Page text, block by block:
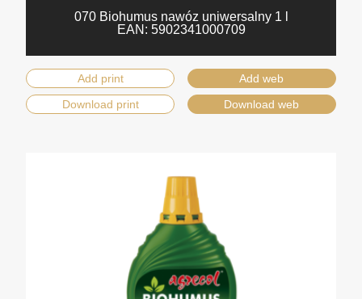
070 Biohumus nawóz uniwersalny 1 l
EAN: 5902341000709
Add print
Add web
Download print
Download web